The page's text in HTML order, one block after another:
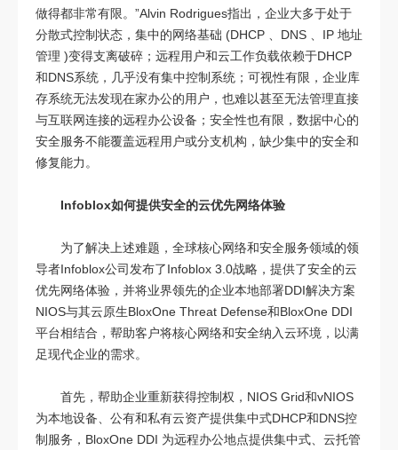
做得都非常有限。”Alvin Rodrigues指出，企业大多于处于
分散式控制状态，集中的网络基础 (DHCP 、DNS 、IP 地址
管理 )变得支离破碎；远程用户和云工作负载依赖于DHCP
和DNS系统，几乎没有集中控制系统；可视性有限，企业库
存系统无法发现在家办公的用户，也难以甚至无法管理直接
与互联网连接的远程办公设备；安全性也有限，数据中心的
安全服务不能覆盖远程用户或分支机构，缺少集中的安全和
修复能力。
Infoblox如何提供安全的云优先网络体验
为了解决上述难题，全球核心网络和安全服务领域的领
导者Infoblox公司发布了Infoblox 3.0战略，提供了安全的云
优先网络体验，并将业界领先的企业本地部署DDI解决方案
NIOS与其云原生BloxOne Threat Defense和BloxOne DDI
平台相结合，帮助客户将核心网络和安全纳入云环境，以满
足现代企业的需求。
首先，帮助企业重新获得控制权，NIOS Grid和vNIOS
为本地设备、公有和私有云资产提供集中式DHCP和DNS控
制服务，BloxOne DDI 为远程办公地点提供集中式、云托管